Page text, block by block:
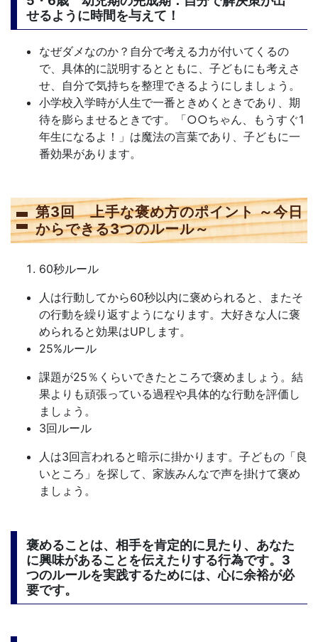
せるように時間を与えて！
なぜダメなのか？自分で考える力が付いてくるの
で、具体的に説明するとともに、子どもにも考えさ
せ、自分で気持ちを整理できるようにしましょう。
小学校入学時が人生で一番ときめくときであり、期
待を膨らませるときです。「○○ちゃん、もうすぐ1
年生になるよ！」は魔法の言葉であり、子どもに一
番効果があります。
第3回 上手な褒め方のポイント ～今日
からできる3つのルール～
60秒ルール
人は行動してから60秒以内に褒められると、またそ
の行動を繰り返すようになります。大好きな人に褒
められると効果はUPします。
25%ルール
課題が25％くらいできたところで褒めましょう。結
果よりも頑張っている過程や具体的な行動を評価し
ましょう。
3回ルール
人は3回言われると暗示に掛かります。子どもの「良
いところ」を探して、家族みんなで声を掛けて褒め
ましょう。
褒めることは、相手を肯定的に見たり、あなた
に興味があることを伝えたりする行為です。3
つのルールを実践するためには、心に余裕が必
要です。